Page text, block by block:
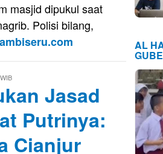
masjid dipukul saat
Polisi bilang,
Jasad
Putrinya:
Cianjur
AL